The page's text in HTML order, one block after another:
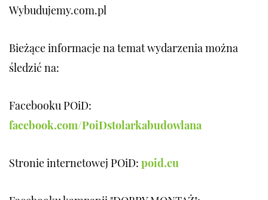
Wybudujemy.com.pl
Bieżące informacje na temat wydarzenia można
śledzić na:
Facebooku POiD:
facebook.com/PoiDstolarkabudowlana
Stronie internetowej POiD: poid.eu